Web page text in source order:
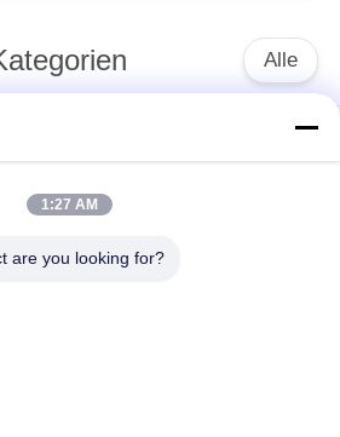
Alle
Fender Yokohamas
Marinegummiairbag
1:27 AM
are you looking for?